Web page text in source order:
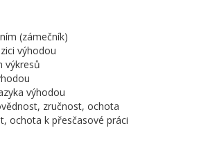
(zámečník)
výhodou
výkresů
výhodou
zručnost, ochota
ochota k přesčasové práci